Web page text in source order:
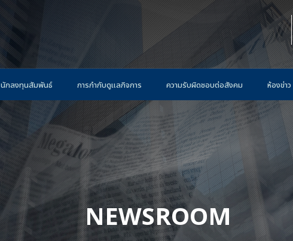
นักลงทุนสัมพันธ์ การกำกับดูแลกิจการ ความรับผิดชอบต่อสังคม ห้องข่าว
NEWSROOM